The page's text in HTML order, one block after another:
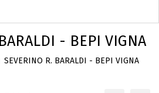
- BEPI VIGNA
SEVERINO R. BARALDI - BEPI VIGNA